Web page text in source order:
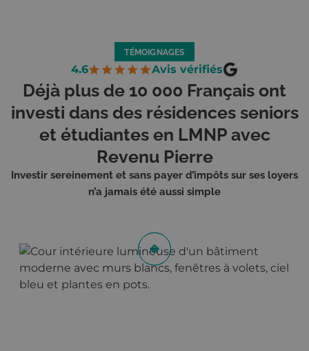
TÉMOIGNAGES
4.6 Avis vérifiés
Déjà plus de 10 000 Français ont
investi dans des résidences seniors
et étudiantes en LMNP avec
Revenu Pierre
Investir sereinement et sans payer d’impôts sur ses loyers
n’a jamais été aussi simple